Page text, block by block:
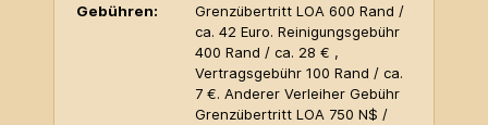
Gebühren:
Grenzübertritt LOA 600 Rand /
ca. 42 Euro. Reinigungsgebühr
400 Rand / ca. 28 € ,
Vertragsgebühr 100 Rand / ca.
7 €. Anderer Verleiher Gebühr
Grenzübertritt LOA 750 N$ /